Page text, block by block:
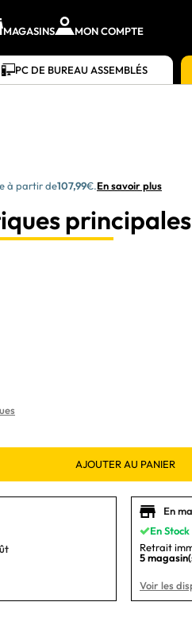
MAGASINS MON COMPTE
PC DE BUREAU ASSEMBLÉS
à partir de107,99€.En savoir plus
principales
AJOUTER AU PANIER
En
En Stock
Retrait
5
Voir les